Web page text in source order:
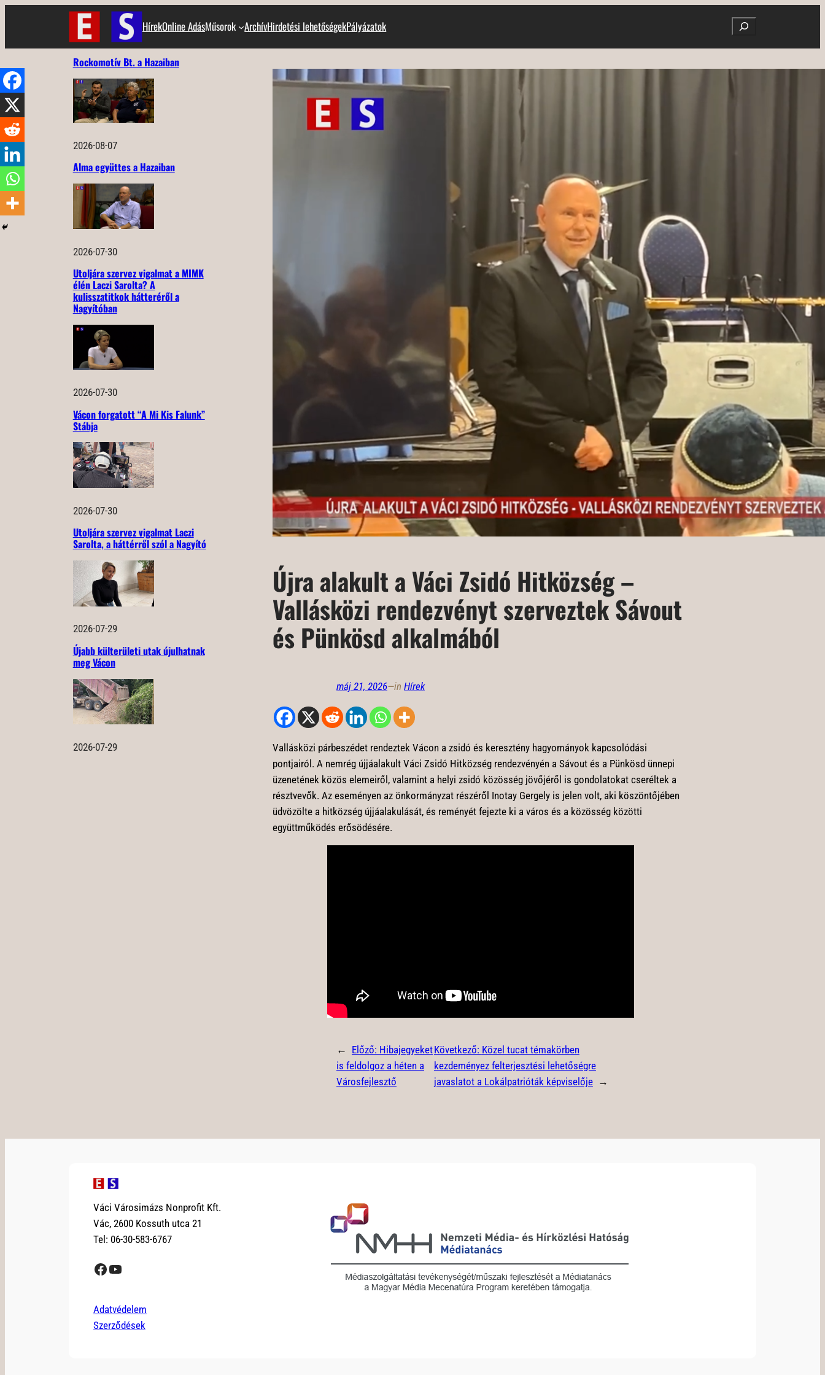
HírekOnline AdásMűsorok ArchívHirdetési lehetőségekPályázatok Search
Rockomotív Bt. a Hazaiban
2026-08-07
Alma együttes a Hazaiban
2026-07-30
Utoljára szervez vigalmat a MIMK
élén Laczi Sarolta? A
kulisszatitkok hátteréről a
Nagyítóban
2026-07-30
Vácon forgatott “A Mi Kis Falunk”
Stábja
2026-07-30
Utoljára szervez vigalmat Laczi
Sarolta, a háttérről szól a Nagyító
2026-07-29
Újabb külterületi utak újulhatnak
meg Vácon
2026-07-29
Újra alakult a Váci Zsidó Hitközség –
Vallásközi rendezvényt szerveztek Sávout
és Pünkösd alkalmából
máj 21, 2026—in Hírek
Vallásközi párbeszédet rendeztek Vácon a zsidó és keresztény hagyományok kapcsolódási
pontjairól. A nemrég újjáalakult Váci Zsidó Hitközség rendezvényén a Sávout és a Pünkösd ünnepi
üzenetének közös elemeiről, valamint a helyi zsidó közösség jövőjéről is gondolatokat cseréltek a
résztvevők. Az eseményen az önkormányzat részéről Inotay Gergely is jelen volt, aki köszöntőjében
üdvözölte a hitközség újjáalakulását, és reményét fejezte ki a város és a közösség közötti
együttműködés erősödésére.
← Előző: Hibajegyeket
is feldolgoz a héten a
Városfejlesztő
Következő: Közel tucat témakörben
kezdeményez felterjesztési lehetőségre
javaslatot a Lokálpatrióták képviselője →
Váci Városimázs Nonprofit Kft.
Vác, 2600 Kossuth utca 21
Tel: 06-30-583-6767
Facebook YouTube
Adatvédelem
Szerződések